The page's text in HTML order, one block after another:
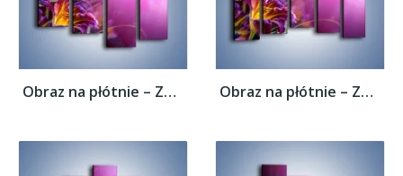
Obraz na płótnie – Zaczarowany kwiat –... Obraz na płótnie – Zaczarowany kwiat –...